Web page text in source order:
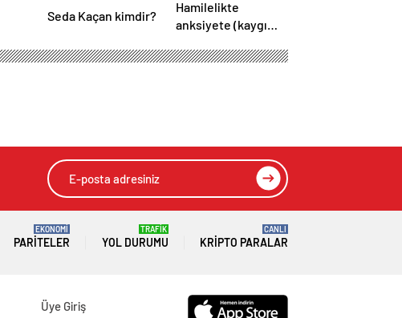
Seda Kaçan kimdir?
Hamilelikte
anksiyete (kaygı
yaşayanların gerçek
PARITELER
EKONOMİ
YOL DURUMU
TRAFİK
KRIPTO PARALAR
CANLI
Üye Giriş